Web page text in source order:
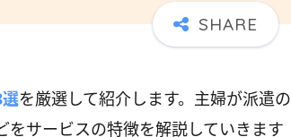
を厳選して紹介します。主婦が派遣の
サービスの特徴を解説していきます